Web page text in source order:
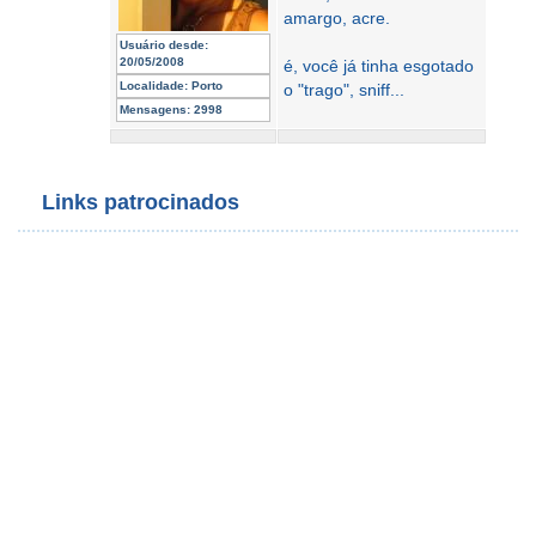
Usuário desde:
20/05/2008
Localidade: Porto
Mensagens: 2998
amargo, acre.
é, você já tinha esgotado
o "trago", sniff...
Links patrocinados